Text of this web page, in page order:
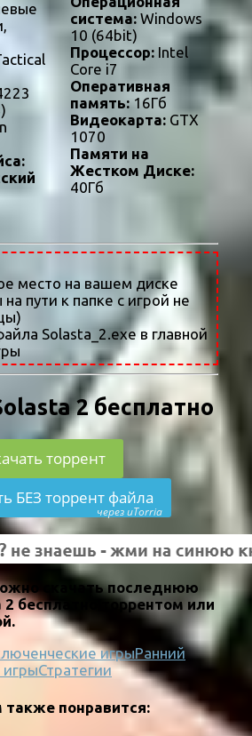
система:Windows
10 (64bit)
Процессор:Intel
Core i7
Оперативная
память:16Гб
Видеокарта:GTX
1070
Памяти на
Жестком Диске:
40Гб
место на вашем диске
пути к папке с игрой не
Solasta_2.exe в главной
2 бесплатно
торрент
БЕЗ торрент файла
через uTorria
скачать последнюю
бесплатно торрентом или
игрыРанний
Стратегии
понравится: